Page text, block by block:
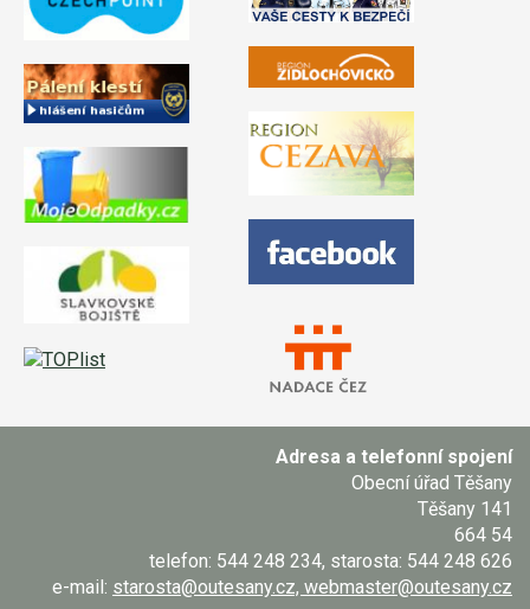
Adresa a telefonní spojení
Obecní úřad Těšany
Těšany 141
664 54
telefon: 544 248 234, starosta: 544 248 626
e-mail: starosta@outesany.cz, webmaster@outesany.cz